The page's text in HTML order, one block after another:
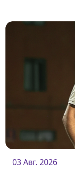
03 Авг. 2026